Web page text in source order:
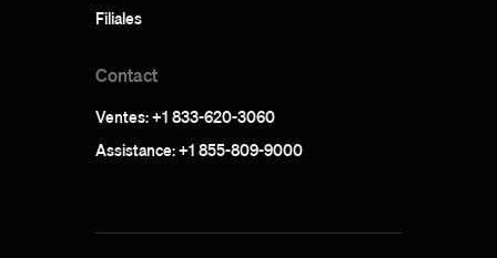
Filiales
Contact
Ventes: +1 833-620-3060
Assistance: +1 855-809-9000